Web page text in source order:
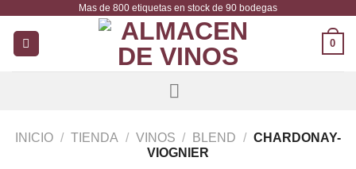
contenido
Mas de 800 etiquetas en stock de 90 bodegas
0
INICIO / TIENDA / VINOS / BLEND / CHARDONAY-
VIOGNIER